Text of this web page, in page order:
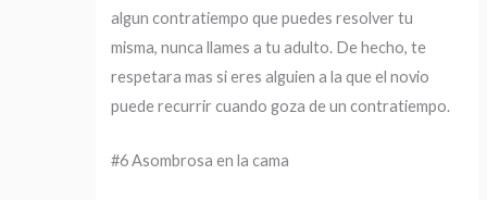
algun contratiempo que puedes resolver tu
misma, nunca llames a tu adulto. De hecho, te
respetara mas si eres alguien a la que el novio
puede recurrir cuando goza de un contratiempo.
#6 Asombrosa en la cama